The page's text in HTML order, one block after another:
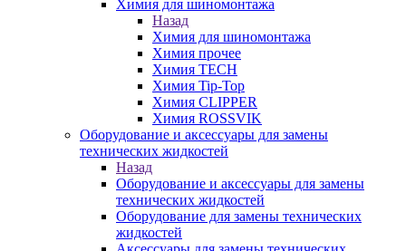
Химия для шиномонтажа
Назад
Химия для шиномонтажа
Химия прочее
Химия TECH
Химия Tip-Top
Химия CLIPPER
Химия ROSSVIK
Оборудование и аксессуары для замены
технических жидкостей
Назад
Оборудование и аксессуары для замены
технических жидкостей
Оборудование для замены технических
жидкостей